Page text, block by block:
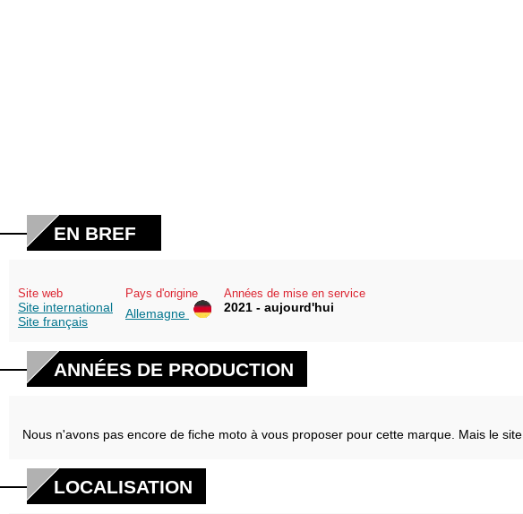
EN BREF
Site web
Site international
Site français
Pays d'origine
Allemagne
Années de mise en service
2021 - aujourd'hui
ANNÉES DE PRODUCTION
Nous n'avons pas encore de fiche moto à vous proposer pour cette marque. Mais le site
LOCALISATION